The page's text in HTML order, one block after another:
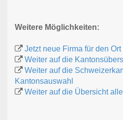
Weitere Möglichkeiten:
Jetzt neue Firma für den
Weiter auf die
Weiter auf die
Kantonsauswahl
Weiter auf die Übersicht